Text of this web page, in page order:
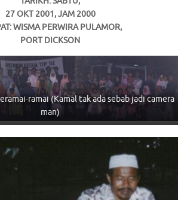
27 OKT 2001, JAM 2000
WISMA PERWIRA PULAMOR,
PORT DICKSON
ramai (Kamal tak ada sebab jadi camera
man)